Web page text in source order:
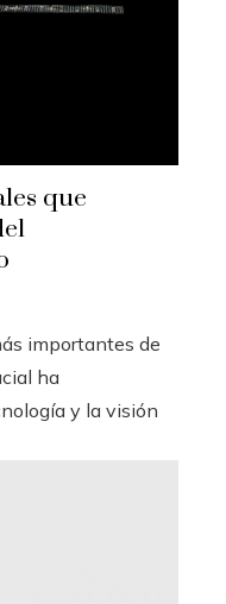
que
importantes de
ha
y la visión